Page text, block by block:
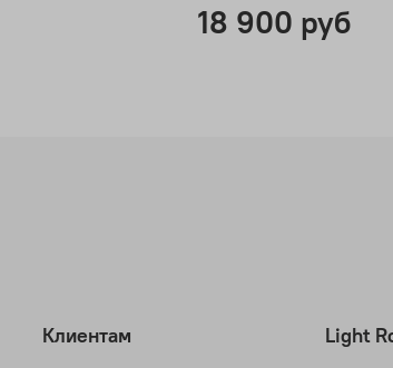
18 900 руб
Клиентам Light